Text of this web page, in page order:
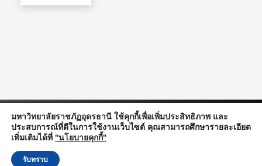
© 2026 Udon Thani Rajabhat University. All Rights Reserved.
มหาวิทยาลัยราชภัฏอุดรธานี ใช้คุกกี้เพื่อเพิ่มประสิทธิภาพ และ
ประสบการณ์ที่ดีในการใช้งานเว็บไซต์ คุณสามารถศึกษารายละเอียด
เพิ่มเติมได้ที่ "นโยบายคุกกี้"
รับทราบ